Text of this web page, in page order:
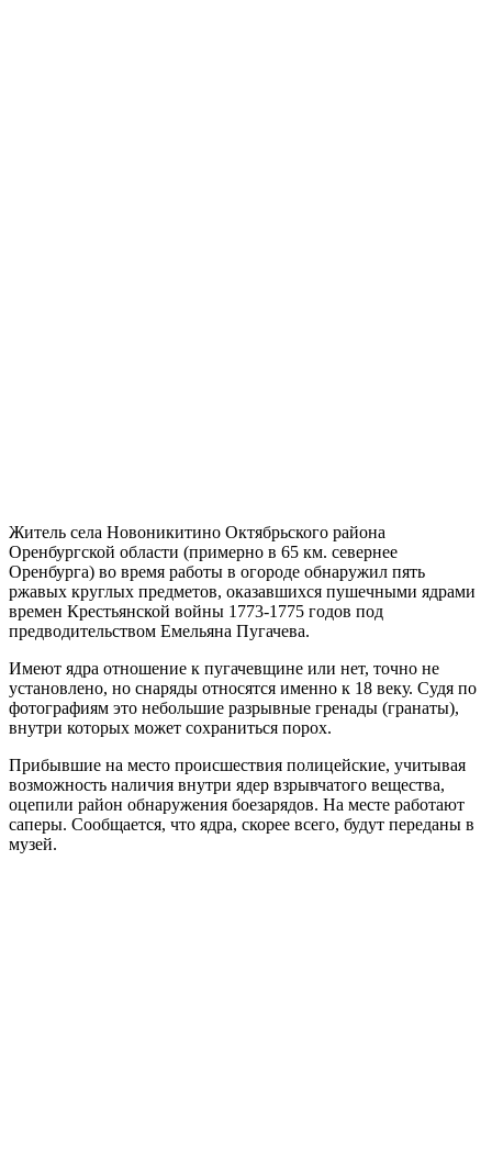
Житель села Новоникитино Октябрьского района
Оренбургской области (примерно в 65 км. севернее
Оренбурга) во время работы в огороде обнаружил пять
ржавых круглых предметов, оказавшихся пушечными ядрами
времен Крестьянской войны 1773-1775 годов под
предводительством Емельяна Пугачева.
Имеют ядра отношение к пугачевщине или нет, точно не
установлено, но снаряды относятся именно к 18 веку. Судя по
фотографиям это небольшие разрывные гренады (гранаты),
внутри которых может сохраниться порох.
Прибывшие на место происшествия полицейские, учитывая
возможность наличия внутри ядер взрывчатого вещества,
оцепили район обнаружения боезарядов. На месте работают
саперы. Сообщается, что ядра, скорее всего, будут переданы в
музей.